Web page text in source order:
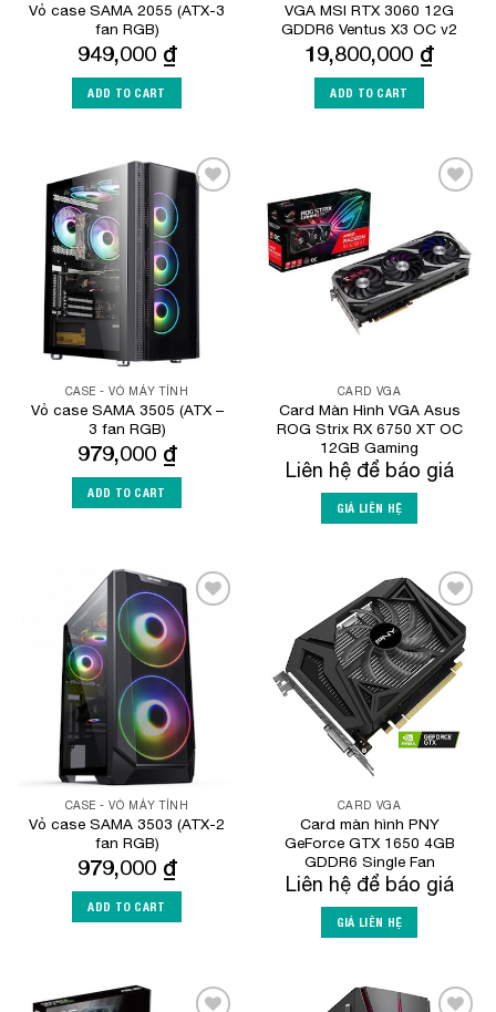
Vỏ case SAMA 2055 (ATX-3
fan RGB)
949,000 ₫
ADD TO CART
VGA MSI RTX 3060 12G
GDDR6 Ventus X3 OC v2
19,800,000 ₫
ADD TO CART
Add to
Wishlist
CASE - VỎ MÁY TÍNH
Vỏ case SAMA 3505 (ATX –
3 fan RGB)
979,000 ₫
ADD TO CART
CARD VGA
Card Màn Hình VGA Asus
ROG Strix RX 6750 XT OC
12GB Gaming
Liên hệ để báo giá
GIÁ LIÊN HỆ
Add to
Wishlist
CASE - VỎ MÁY TÍNH
Vỏ case SAMA 3503 (ATX-2
fan RGB)
979,000 ₫
ADD TO CART
Add to
Wishlist
CARD VGA
Card màn hình PNY
GeForce GTX 1650 4GB
GDDR6 Single Fan
Liên hệ để báo giá
GIÁ LIÊN HỆ